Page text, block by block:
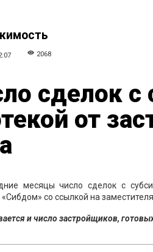
2068
сделок с
от
месяцы число сделок с
со ссылкой на
и число застройщиков,